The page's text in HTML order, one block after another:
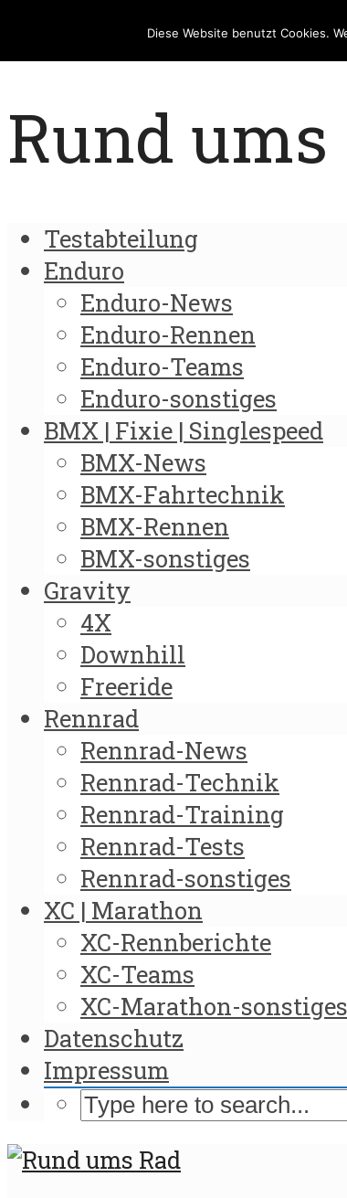
Rund ums
Testabteilung
Enduro
Enduro-News
Enduro-Rennen
Enduro-Teams
Enduro-sonstiges
BMX | Fixie | Singlespeed
BMX-News
BMX-Fahrtechnik
BMX-Rennen
BMX-sonstiges
Gravity
4X
Downhill
Freeride
Rennrad
Rennrad-News
Rennrad-Technik
Rennrad-Training
Rennrad-Tests
Rennrad-sonstiges
XC | Marathon
XC-Rennberichte
XC-Teams
XC-Marathon-sonstiges
Datenschutz
Impressum
Diese Website benutzt Cookies.